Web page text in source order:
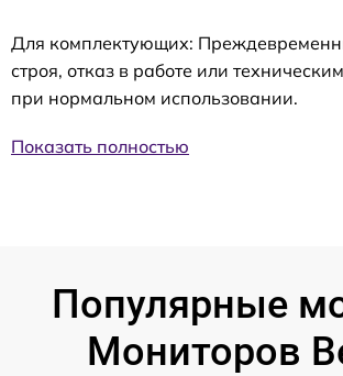
Для комплектующих:
строя, отказ в работе или
при нормальном использовании.
Показать полностью
Популярные
Мониторов